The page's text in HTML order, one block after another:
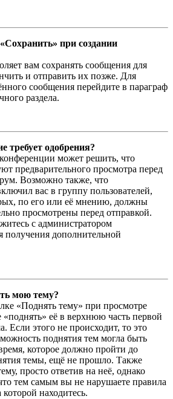
при создании
вам сохранять сообщения для
и отправить их позже. Для
сообщения перейдите в параграф
раздела.
требует одобрения?
может решить, что
предварительного просмотра перед
Возможно также, что
вас в группу пользователей,
по его или её мнению, должны
просмотрены перед отправкой.
с администратором
получения дополнительной
мою тему?
«Поднять тему» при просмотре
её в верхнюю часть первой
Если этого не происходит, то это
поднятия тем могла быть
которое должно пройти до
темы, ещё не прошло. Также
просто ответив на неё, однако
тем самым вы не нарушаете правила
находитесь.